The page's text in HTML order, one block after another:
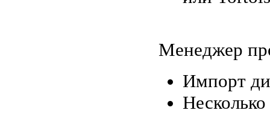
Менеджер
Импорт